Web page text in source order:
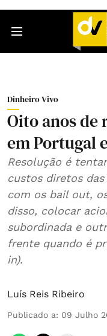
Dinheiro Vivo
Oito anos de
em Portugal
Resolução é
custos diretos
com os bail out,
disso, colocar
subordinada e
frente quando é
in).
Luís Reis Ribeiro
Publicado a: 09 Julho